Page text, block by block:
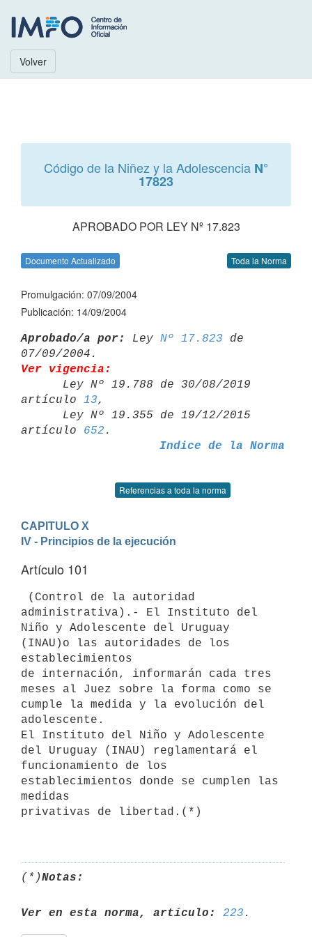
Volver
Código de la Niñez y la Adolescencia N°
17823
APROBADO POR LEY Nº 17.823
Documento Actualizado Toda la Norma
Promulgación: 07/09/2004
Publicación: 14/09/2004
Aprobado/a por: Ley Nº 17.823 de
Ver vigencia:
artículo 13,
artículo 652
Indice de la Norma
Referencias a toda la norma
CAPITULO X
IV - Principios de la ejecución
Artículo 101
administrativa).- El Instituto del
Niño y Adolescente del Uruguay
(INAU)o las autoridades de los
establecimientos
de internación, informarán cada tres
meses al Juez sobre la forma como se
cumple la medida y la evolución del
adolescente.
El Instituto del Niño y Adolescente
del Uruguay (INAU) reglamentará el
funcionamiento de los
establecimientos donde se cumplen las
medidas
privativas de libertad.(*)
(*)Notas:
Ver en esta norma, artículo: 223